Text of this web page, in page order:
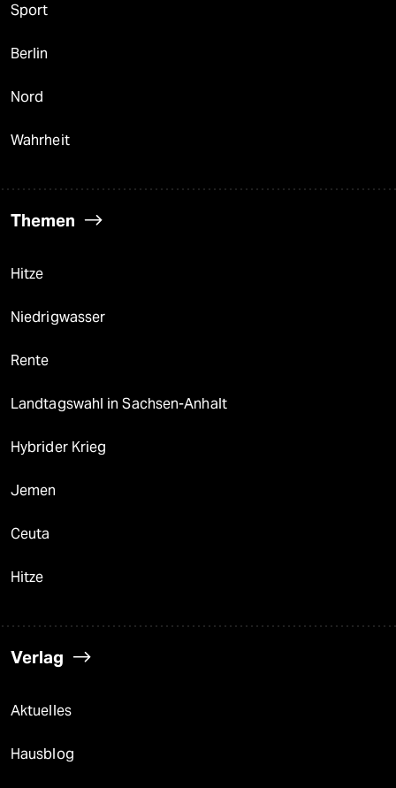
Sport
Berlin
Nord
Wahrheit
Themen
Hitze
Niedrigwasser
Rente
Landtagswahl in Sachsen-Anhalt
Hybrider Krieg
Jemen
Ceuta
Hitze
Verlag
Aktuelles
Hausblog